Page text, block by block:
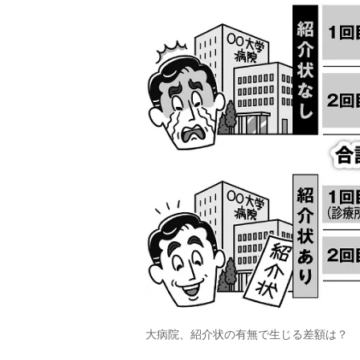
大病院、紹介状の有無で生じる差額は？